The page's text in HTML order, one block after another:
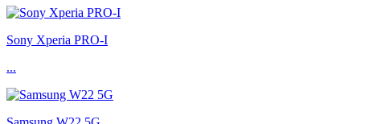
Sony Xperia PRO-I
...